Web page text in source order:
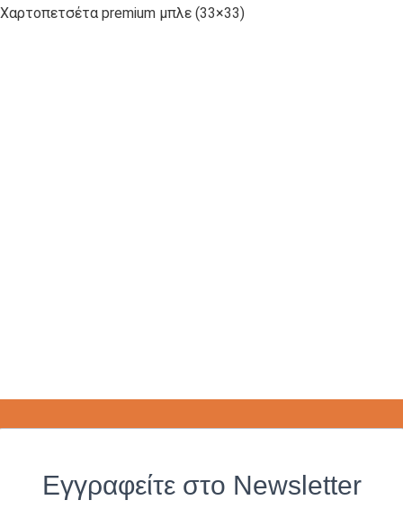
Χαρτοπετσέτα premium μπλε (33×33)
Εγγραφείτε στο Newsletter